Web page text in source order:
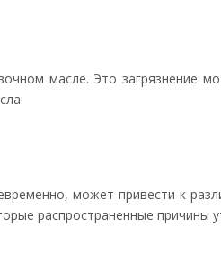
масле. Это загрязнение
может привести к
распространенные причины